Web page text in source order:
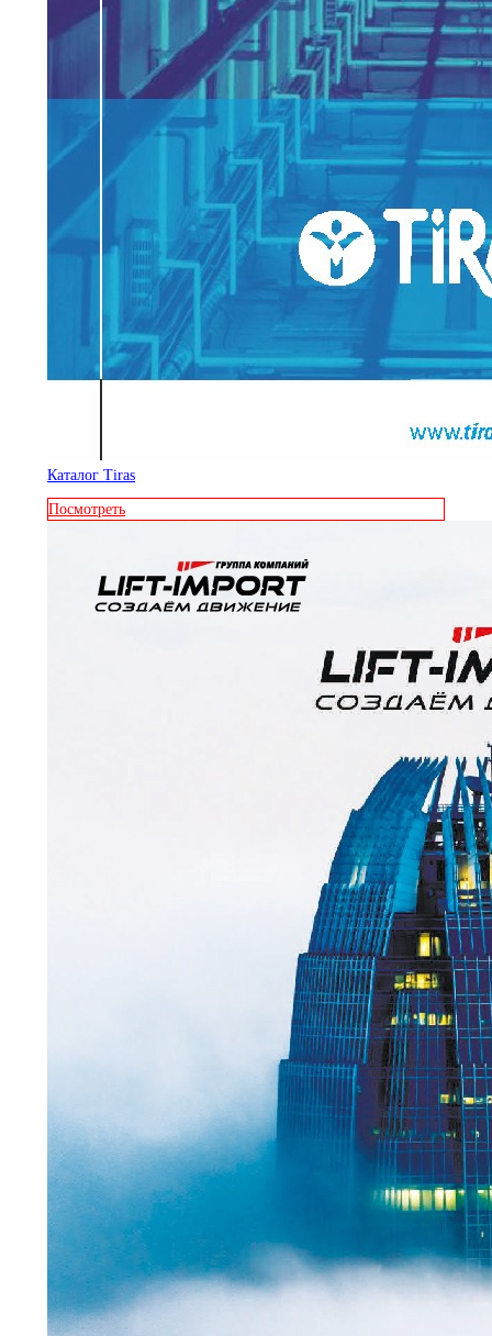
Каталог Tiras
Посмотреть